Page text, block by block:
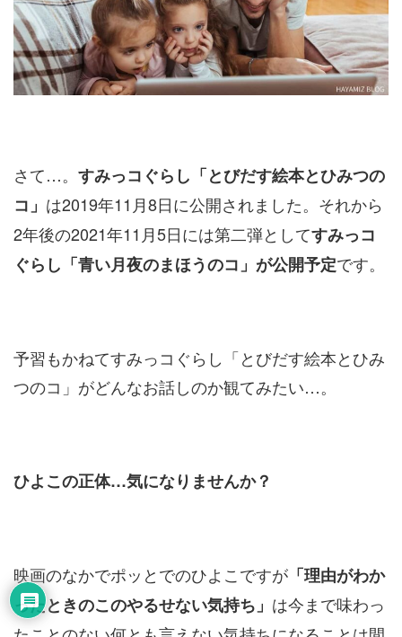
さて…。 すみっコぐらし「とびだす絵本とひみつの
コ」 は2019年11月8日に公開されました。それから
2年後の2021年11月5日には第二弾としてすみっコ
ぐらし「青い月夜のまほうのコ」が公開予定です。
予習もかねてすみっコぐらし「とびだす絵本とひみ
つのコ」がどんなお話しのか観てみたい…。
ひよこの正体…気になりませんか？
映画のなかでポッとでのひよこですが 「理由がわか
ったときのこのやるせない気持ち」 は今まで味わっ